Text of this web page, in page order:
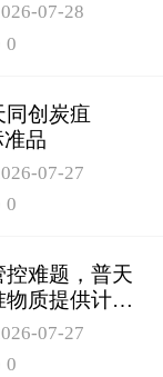
07-28
0
同创炭疽
品
07-27
0
难题，普天
物质提供计量
07-27
0